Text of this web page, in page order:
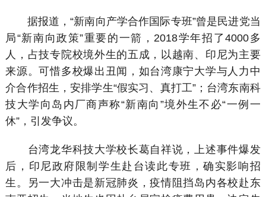
据报道，“新南向产学合作国际专班”曾是民进党当
局“新南向政策”重要的一箭，2018学年招了4000多
人，占技专院校境外生的五成，以越南、印尼为主要
来源。可惜多校爆出丑闻，如台湾康宁大学与人力中
介合作招生，安排学生“假实习、真打工”；台湾东南科
技大学向岛内厂商声称“新南向”境外生不必“一例一
休”，引发争议。
台湾龙华科技大学校长葛自祥说，上述事件爆发
后，印尼政府限制学生赴台读此专班，确实影响招
生。另一大冲击是新冠肺炎，疫情阻挡岛内各校赴东